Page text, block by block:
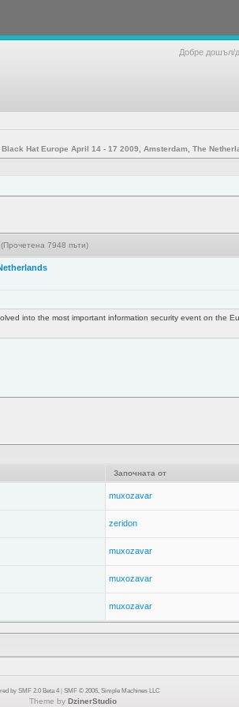
Добре дошъл/
Black Hat Europe April 14 - 17 2009, Amsterdam, The
7948 пъти)
into the most important information security event on the
Започната от
muxozavar
zeridon
muxozavar
muxozavar
muxozavar
by SMF 2.0 Beta 4 SMF © 2006, Simple Machines LLC
Theme by DzinerStudio